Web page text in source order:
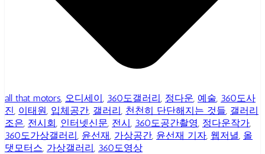
all that motors, 오디세이, 360도갤러리, 정다운, 예술, 360도사
진, 이태원, 입체공간, 갤러리, 천천히 단단해지는 것들, 갤러리
조은, 전시회, 인터넷신문, 전시, 360도공간촬영, 정다운작가,
360도가상갤러리, 윤선재, 가상공간, 윤선재 기자, 웹저녈, 올
댓모터스, 가상갤러리, 360도영상